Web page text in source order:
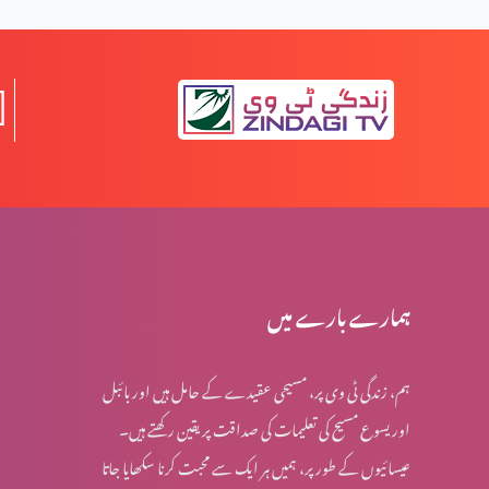
المسیح کے پیروکار عید فسح کیوں نہیں مناتے؟
روایتوں کی جانچھ پڑتال کا مقصد
معافی ازروئے انجیلی بیان (حصہ 2)
کرسمس اسپیشل: کیا جنم دن ماننے پر بت پرست مزاہب کا
اثر ہے؟
ہمارے بارے میں
ہم، زندگی ٹی وی پر، مسیحی عقیدے کے حامل ہیں اور بائبل
اور یسوع مسیح کی تعلیمات کی صداقت پر یقین رکھتے ہیں۔
عیسائیوں کے طور پر، ہمیں ہر ایک سے محبت کرنا سکھایا جاتا